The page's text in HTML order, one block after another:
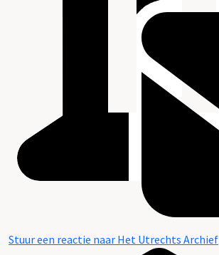
Stuur een reactie naar Het Utrechts Archief